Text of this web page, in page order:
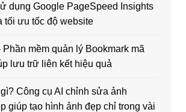
dụng Google PageSpeed Insights
tối ưu tốc độ website
Phần mềm quản lý Bookmark mã
lưu trữ liên kết hiệu quả
Công cụ AI chỉnh sửa ảnh
giúp tạo hình ảnh đẹp chỉ trong vài